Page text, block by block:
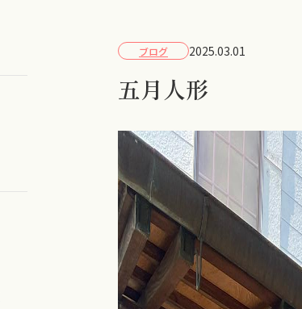
ブログ 2025.03.01
五月人形